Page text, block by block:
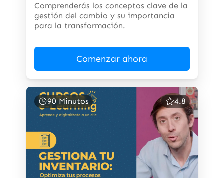
Comprenderás los conceptos clave de la
gestión del cambio y su importancia
para la transformación.
Comenzar ahora
90 Minutos 4.8